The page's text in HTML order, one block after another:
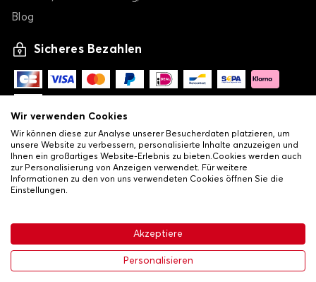
24,49 €
-30% 34,99 €
In den Warenkorb
Blog
Sicheres Bezahlen
Allgemeine Verkaufsbedingungen•
Datenschutz- und Cookie-Richtlinie•Livraison
Wir verwenden Cookies
Wir können diese zur Analyse unserer Besucherdaten platzieren, um
unsere Website zu verbessern, personalisierte Inhalte anzuzeigen und
Ihnen ein großartiges Website-Erlebnis zu bieten.Cookies werden auch
zur Personalisierung von Anzeigen verwendet. Für weitere
Informationen zu den von uns verwendeten Cookies öffnen Sie die
Einstellungen.
Akzeptiere
Personalisieren